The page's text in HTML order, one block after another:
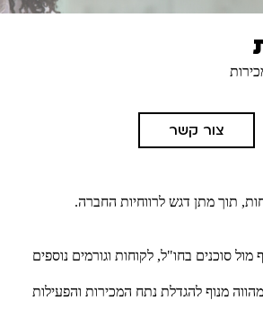
צור קשר
תוך מתן דגש לרווחיות החברה.
סוכנים בחו"ל, לקוחות וגורמים נוספים
מנוף להגדלת נתח המכירות והפעילות